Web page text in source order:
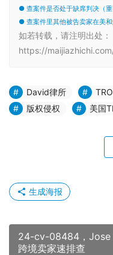
● 查案件是否处于缺席判决（重
● 查案件里其他被告卖家在美
如若转载，请注明出处：
https://
David律所
版权侵权
美国
生成海报
24-cv-08484，Jose
跨境卖家速排查